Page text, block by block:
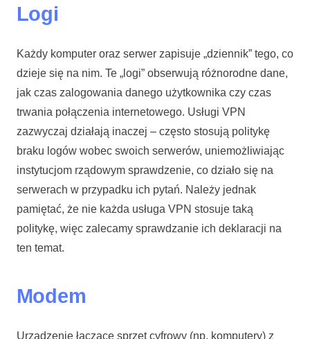
Logi
Każdy komputer oraz serwer zapisuje „dziennik” tego, co
dzieje się na nim. Te „logi” obserwują różnorodne dane,
jak czas zalogowania danego użytkownika czy czas
trwania połączenia internetowego. Usługi VPN
zazwyczaj działają inaczej – często stosują politykę
braku logów wobec swoich serwerów, uniemożliwiając
instytucjom rządowym sprawdzenie, co działo się na
serwerach w przypadku ich pytań. Należy jednak
pamiętać, że nie każda usługa VPN stosuje taką
politykę, więc zalecamy sprawdzanie ich deklaracji na
ten temat.
Modem
Urządzenie łączące sprzęt cyfrowy (np. komputery) z